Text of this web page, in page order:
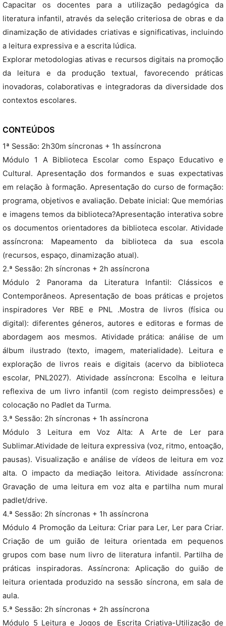
Capacitar os docentes para a utilização pedagógica da
literatura infantil, através da seleção criteriosa de obras e da
dinamização de atividades criativas e significativas, incluindo
a leitura expressiva e a escrita lúdica.
Explorar metodologias ativas e recursos digitais na promoção
da leitura e da produção textual, favorecendo práticas
inovadoras, colaborativas e integradoras da diversidade dos
contextos escolares.
CONTEÚDOS
1ª Sessão: 2h30m síncronas + 1h assíncrona
Módulo 1 A Biblioteca Escolar como Espaço Educativo e
Cultural. Apresentação dos formandos e suas expectativas
em relação à formação. Apresentação do curso de formação:
programa, objetivos e avaliação. Debate inicial: Que memórias
e imagens temos da biblioteca?Apresentação interativa sobre
os documentos orientadores da biblioteca escolar. Atividade
assíncrona: Mapeamento da biblioteca da sua escola
(recursos, espaço, dinamização atual).
2.ª Sessão: 2h síncronas + 2h assíncrona
Módulo 2 Panorama da Literatura Infantil: Clássicos e
Contemporâneos. Apresentação de boas práticas e projetos
inspiradores Ver RBE e PNL .Mostra de livros (física ou
digital): diferentes géneros, autores e editoras e formas de
abordagem aos mesmos. Atividade prática: análise de um
álbum ilustrado (texto, imagem, materialidade). Leitura e
exploração de livros reais e digitais (acervo da biblioteca
escolar, PNL2027). Atividade assíncrona: Escolha e leitura
reflexiva de um livro infantil (com registo deimpressões) e
colocação no Padlet da Turma.
3.ª Sessão: 2h síncronas + 1h assíncrona
Módulo 3 Leitura em Voz Alta: A Arte de Ler para
Sublimar.Atividade de leitura expressiva (voz, ritmo, entoação,
pausas). Visualização e análise de vídeos de leitura em voz
alta. O impacto da mediação leitora. Atividade assíncrona:
Gravação de uma leitura em voz alta e partilha num mural
padlet/drive.
4.ª Sessão: 2h síncronas + 1h assíncrona
Módulo 4 Promoção da Leitura: Criar para Ler, Ler para Criar.
Criação de um guião de leitura orientada em pequenos
grupos com base num livro de literatura infantil. Partilha de
práticas inspiradoras. Assíncrona: Aplicação do guião de
leitura orientada produzido na sessão síncrona, em sala de
aula.
5.ª Sessão: 2h síncronas + 2h assíncrona
Módulo 5 Leitura e Jogos de Escrita Criativa-Utilização de